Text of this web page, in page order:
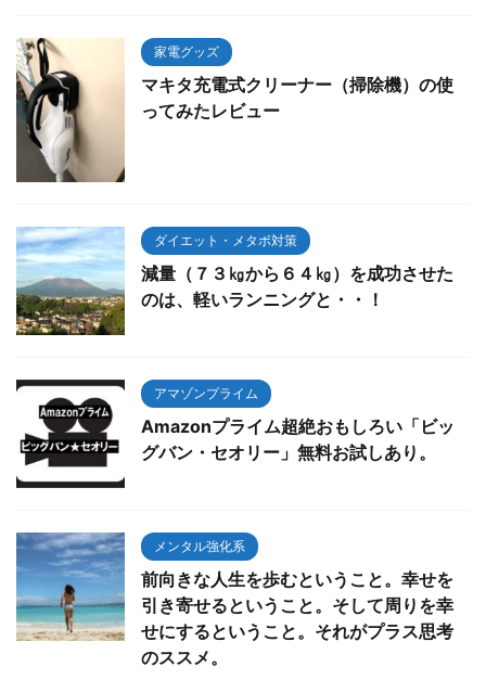
家電グッズ
マキタ充電式クリーナー（掃除機）の使
ってみたレビュー
ダイエット・メタボ対策
減量（７３㎏から６４㎏）を成功させた
のは、軽いランニングと・・！
アマゾンプライム
Amazonプライム超絶おもしろい「ビッ
グバン・セオリー」無料お試しあり。
メンタル強化系
前向きな人生を歩むということ。幸せを
引き寄せるということ。そして周りを幸
せにするということ。それがプラス思考
のススメ。